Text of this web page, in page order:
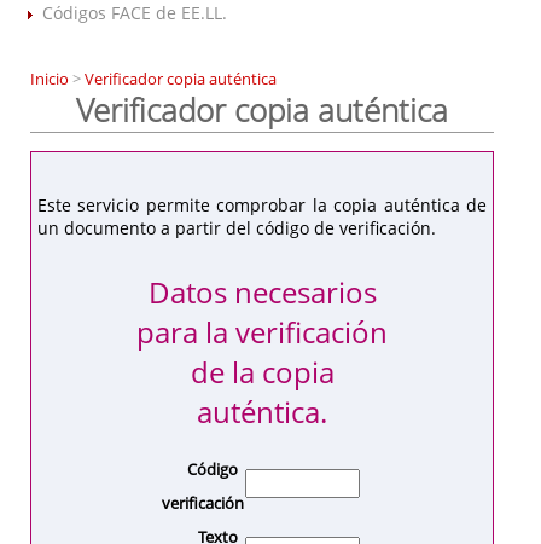
Códigos FACE de EE.LL.
Inicio >Verificador copia auténtica
Verificador copia auténtica
Este servicio permite comprobar la copia auténtica de
un documento a partir del código de verificación.
Datos necesarios
para la verificación
de la copia
auténtica.
Código
verificación
Texto